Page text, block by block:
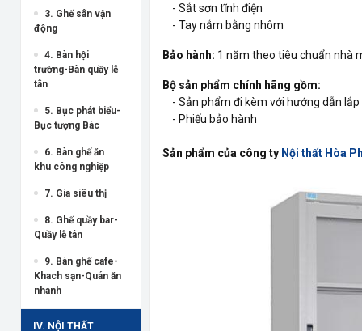
3. Ghế sân vận
động
4. Bàn hội
trường-Bàn quầy lễ
tân
5. Bục phát biểu-
Bục tượng Bác
6. Bàn ghế ăn
khu công nghiệp
7. Gía siêu thị
8. Ghế quầy bar-
Quầy lễ tân
9. Bàn ghế cafe-
Khach sạn-Quán ăn
nhanh
IV. NỘI THẤT
- Sắt sơn tĩnh điện
- Tay nắm bằng nhôm
Bảo hành: 1 năm theo tiêu chuẩn nhà
Bộ sản phẩm chính hãng gồm:
- Sản phẩm đi kèm với hướng dẫn lắp
- Phiếu bảo hành
Sản phẩm của công ty Nội thất Hòa